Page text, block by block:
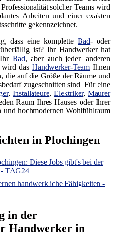
solcher Teams wird
Arbeiten und einer exakten
gekennzeichnet.
dass eine kompletteBad- oder
ist? Ihr Handwerker hat
Bad, aber auch jeden anderen
wird dasHandwerker-Team Ihnen
die auf die Größe der Räume und
zugeschnitten sind. Für eine
, Installateure, Elektriker, Maurer
Raum Ihres Hauses oder Ihrer
hochmodernen Wohlfühlraum
in Plochingen
Diese Jobs gibt's bei der
TAG24
handwerkliche Fähigkeiten -
in der
Handwerker in